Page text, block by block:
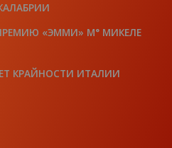
«ЭММИ» М° МИКЕЛЕ
КРАЙНОСТИ ИТАЛИИ